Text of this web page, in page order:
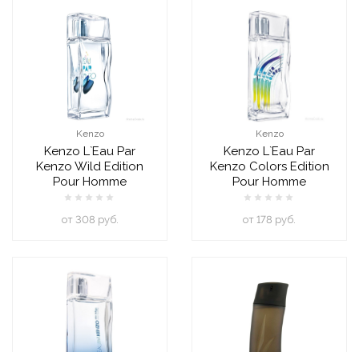
Kenzo
Kenzo L`Eau Par
Kenzo Wild Edition
Pour Homme
oт 308 руб.
Kenzo
Kenzo L`Eau Par
Kenzo Colors Edition
Pour Homme
oт 178 руб.